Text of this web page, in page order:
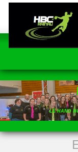
LE HAND
Ecole